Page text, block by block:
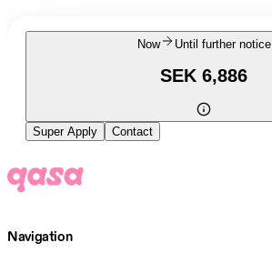
Now Until further notice
SEK 6,886
Super Apply Contact
Navigation